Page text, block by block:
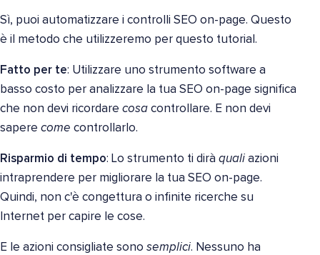
Sì, puoi automatizzare i controlli SEO on-page. Questo
è il metodo che utilizzeremo per questo tutorial.
Fatto per te: Utilizzare uno strumento software a
basso costo per analizzare la tua SEO on-page significa
che non devi ricordare cosa controllare. E non devi
sapere come controllarlo.
Risparmio di tempo: Lo strumento ti dirà quali azioni
intraprendere per migliorare la tua SEO on-page.
Quindi, non c'è congettura o infinite ricerche su
Internet per capire le cose.
E le azioni consigliate sono semplici. Nessuno ha